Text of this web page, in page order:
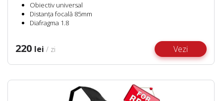
Obiectiv universal
Distanța focală 85mm
Diafragma 1.8
220 lei / zi Vezi